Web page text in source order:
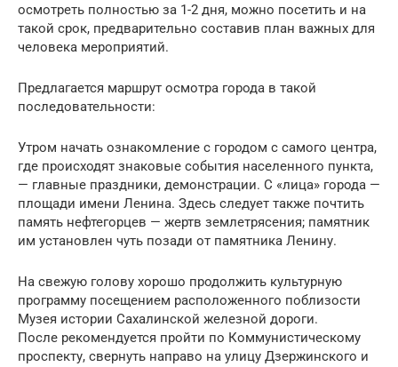
осмотреть полностью за 1-2 дня, можно посетить и на
такой срок, предварительно составив план важных для
человека мероприятий.
Предлагается маршрут осмотра города в такой
последовательности:
Утром начать ознакомление с городом с самого центра,
где происходят знаковые события населенного пункта,
— главные праздники, демонстрации. С «лица» города —
площади имени Ленина. Здесь следует также почтить
память нефтегорцев — жертв землетрясения; памятник
им установлен чуть позади от памятника Ленину.
На свежую голову хорошо продолжить культурную
программу посещением расположенного поблизости
Музея истории Сахалинской железной дороги.
После рекомендуется пройти по Коммунистическому
проспекту, свернуть направо на улицу Дзержинского и